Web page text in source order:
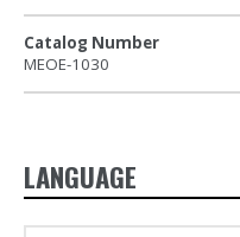
Catalog Number
MEOE-1030
LANGUAGE